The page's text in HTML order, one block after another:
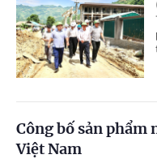
Công bố sản phẩm
Việt Nam